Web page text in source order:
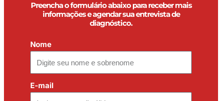
Preencha o formulário abaixo para receber mais
informações e agendar sua entrevista de
diagnóstico.
Nome
E-mail